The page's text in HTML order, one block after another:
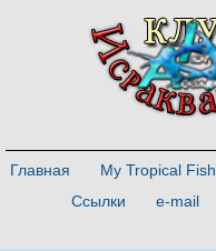
Главная My Tropical Fish
Ссылки
e-mail